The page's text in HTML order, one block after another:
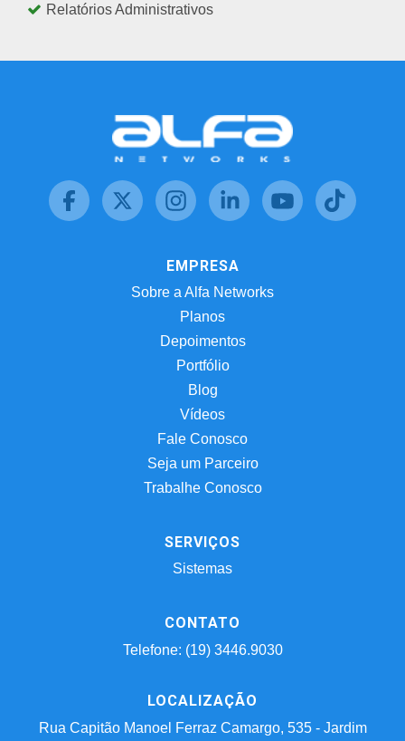
Relatórios Administrativos
EMPRESA
Sobre a Alfa Networks
Planos
Depoimentos
Portfólio
Blog
Vídeos
Fale Conosco
Seja um Parceiro
Trabalhe Conosco
SERVIÇOS
Sistemas
CONTATO
Telefone: (19) 3446.9030
LOCALIZAÇÃO
Rua Capitão Manoel Ferraz Camargo, 535 - Jardim